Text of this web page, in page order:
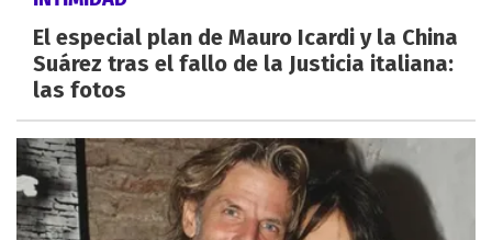
El especial plan de Mauro Icardi y la China
Suárez tras el fallo de la Justicia italiana:
las fotos